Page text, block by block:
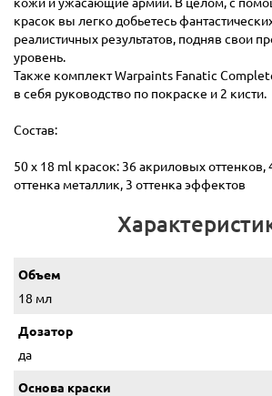
красок вы легко добьетесь
реалистичных результатов, подняв свои
уровень.
Также комплект Warpaints Fanatic
в себя руководство по покраске и 2 кисти.
Состав:
50 x 18 ml красок: 36 акриловых оттенков,
оттенка металлик, 3 оттенка эффектов
Объем
18 мл
Дозатор
да
Основа краски